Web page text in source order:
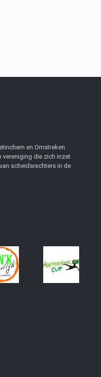
en Omstreken
vereniging die zich inzet
scheidsrechters in de